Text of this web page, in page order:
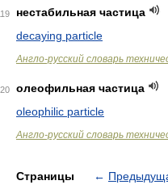
нестабильная частица
decaying particle
Англо-русский словарь
олеофильная частица
oleophilic particle
Англо-русский словарь
Страницы ←